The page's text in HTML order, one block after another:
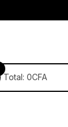
Total: 0CFA